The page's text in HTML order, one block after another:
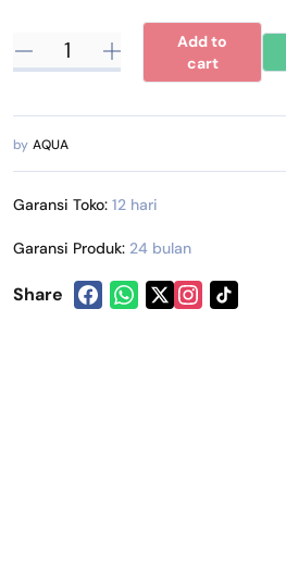
Add to
cart
by AQUA
Garansi Toko: 12 hari
Garansi Produk: 24 bulan
Share